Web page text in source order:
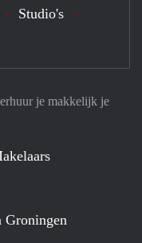
je makkelijk je
Groningen
Studio's